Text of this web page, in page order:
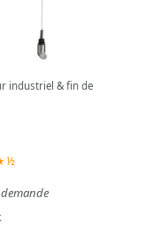
industriel & fin de